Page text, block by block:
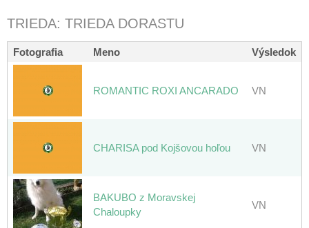
TRIEDA: TRIEDA DORASTU
Fotografia Meno Výsledok
ROMANTIC ROXI ANCARADO VN
CHARISA pod Kojšovou hoľou VN
BAKUBO z Moravskej
Chaloupky
VN